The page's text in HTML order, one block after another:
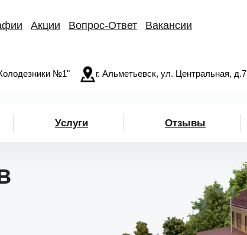
Акции Вопрос-Ответ Вакансии
№1" г. Альметьевск, ул. Центральная, д.7
Услуги Отзывы